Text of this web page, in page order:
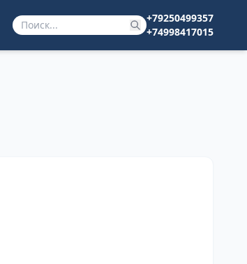
+79250499357
+74998417015